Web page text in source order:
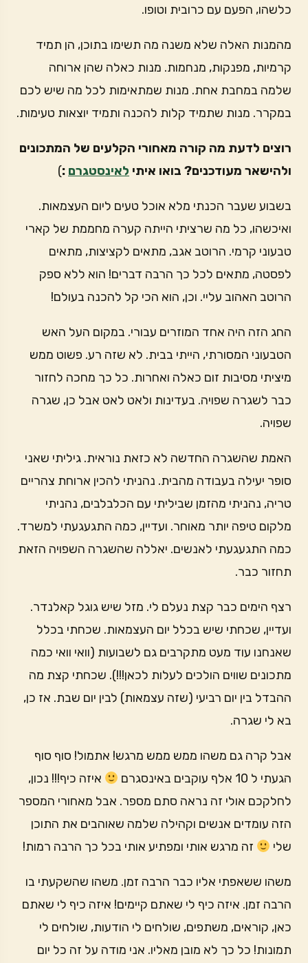
כלשהו, הפעם עם כרובית וטופו.
מהמנות האלה שלא משנה מה תשימו בתוכן, הן תמיד
קרמיות, מפנקות, מנחמות. מנות כאלה שהן ארוחה
שלמה במחבת אחת. מנות שמתאימות לכל מה שיש לכם
במקרר. מנות שתמיד קלות להכנה ותמיד יוצאות טעימות.
רוצים לדעת מה קורה מאחורי הקלעים של המתכונים
ולהישאר מעודכנים? בואו איתי לאינסטגרם :
)
בשבוע שעבר הכנתי מלא אוכל טעים ליום העצמאות.
ואיכשהו, כל מה שרציתי הייתה קערה מחממת של קארי
טבעוני קרמי. הרוטב אגב, מתאים לקציצות, מתאים
לפסטה, מתאים לכל כך הרבה דברים! הוא ללא ספק
הרוטב האהוב עליי. וכן, הוא הכי קל להכנה בעולם!
החג הזה היה אחד המוזרים עבורי. במקום העל האש
הטבעוני המסורתי, הייתי בבית. לא שזה רע. פשוט ממש
מיציתי מסיבות זום כאלה ואחרות. כל כך מחכה לחזור
כבר לשגרה שפויה. בעדינות ולאט לאט אבל כן, שגרה
שפויה.
האמת שהשגרה החדשה לא כזאת נוראית. גיליתי שאני
סופר יעילה בעבודה מהבית. נהניתי להכין ארוחת צהריים
טריה, נהניתי מהזמן שביליתי עם הכלבלבים, נהניתי
מלקום טיפה יותר מאוחר. ועדיין, כמה התגעגעתי למשרד.
כמה התגעגעתי לאנשים. יאללה שהשגרה השפויה הזאת
תחזור כבר.
רצף הימים כבר קצת נעלם לי. מזל שיש גוגל קאלנדר.
ועדיין, שכחתי שיש בכלל יום העצמאות. שכחתי בכלל
שאנחנו עוד מעט מתקרבים גם לשבועות (וואי וואי כמה
מתכונים שווים הולכים לעלות לכאן!!!). שכחתי קצת מה
ההבדל בין יום רביעי (שזה עצמאות) לבין יום שבת. אז כן,
בא לי שגרה.
אבל קרה גם משהו ממש ממש מרגש! אתמול! סוף סוף
הגעתי ל 10 אלף עוקבים באינסגרם
איזה כיף!!! נכון,
לחלקכם אולי זה נראה סתם מספר. אבל מאחורי המספר
הזה עומדים אנשים וקהילה שלמה שאוהבים את התוכן
שלי
זה מרגש אותי ומפתיע אותי בכל כך הרבה רמות!
משהו ששאפתי אליו כבר הרבה זמן. משהו שהשקעתי בו
הרבה זמן. איזה כיף לי שאתם קיימים! איזה כיף לי שאתם
כאן, קוראים, משתפים, שולחים לי הודעות, שולחים לי
תמונות! כל כך לא מובן מאליו. אני מודה על זה כל יום